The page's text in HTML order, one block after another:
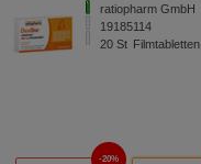
ratiopharm GmbH
19185114
20 St Filmtabletten
20%